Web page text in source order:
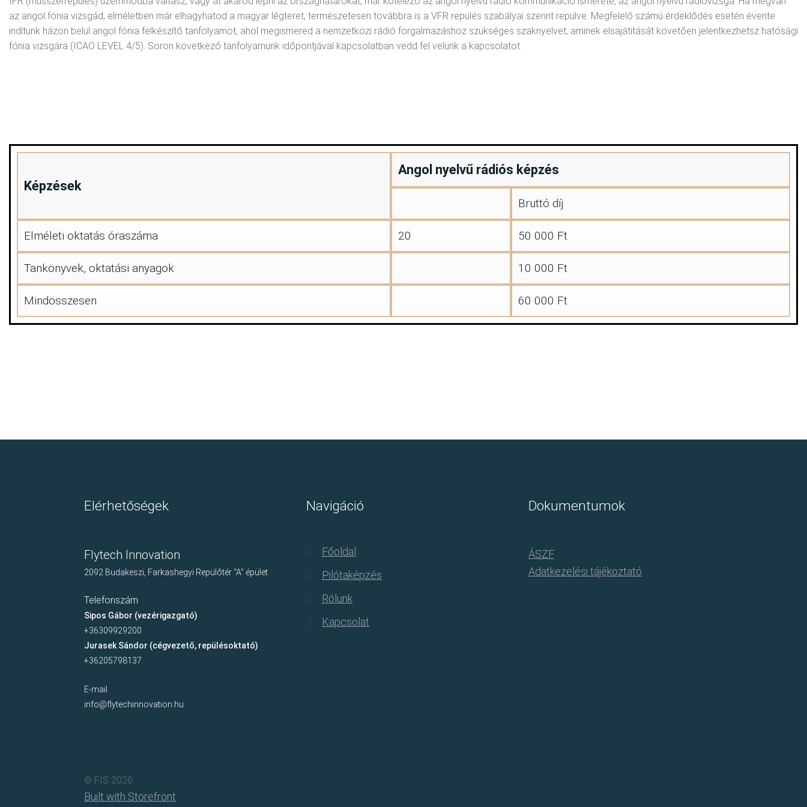
az angol fónia vizsgád, elméletben már elhagyhatod a magyar légteret, természetesen továbbra is a VFR repülés szabályai szerint repülve. Megfelelő számú érdeklődés esetén évente
indítunk házon belül angol fónia felkészítő tanfolyamot, ahol megismered a nemzetközi rádió forgalmazáshoz szükséges szaknyelvet, aminek elsajátítását követően jelentkezhetsz hatósági
fónia vizsgára (ICAO LEVEL 4/5). Soron következő tanfolyamunk időpontjával kapcsolatban vedd fel velünk a kapcsolatot.
Képzések
Angol nyelvű rádiós képzés
Bruttó díj
Elméleti oktatás óraszáma 20 50 000 Ft
Tankönyvek, oktatási anyagok 10 000 Ft
Mindösszesen 60 000 Ft
Elérhetőségek
Flytech Innovation
2092 Budakeszi, Farkashegyi Repülőtér “A” épület
Telefonszám
Sipos Gábor (vezérigazgató)
+36309929200
Jurasek Sándor (cégvezető, repülésoktató)
+36205798137
E-mail
info@flytechinnovation.hu
Navigáció
Főoldal
Pilótaképzés
Rólunk
Kapcsolat
Dokumentumok
ÁSZF
Adatkezelési tájékoztató
© FIS 2026
Built with Storefront.